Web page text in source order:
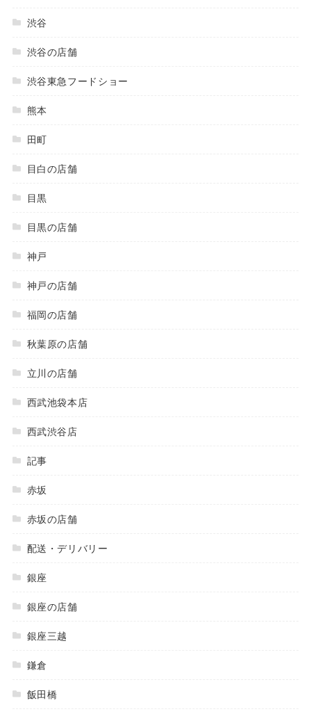
渋谷
渋谷の店舗
渋谷東急フードショー
熊本
田町
目白の店舗
目黒
目黒の店舗
神戸
神戸の店舗
福岡の店舗
秋葉原の店舗
立川の店舗
西武池袋本店
西武渋谷店
記事
赤坂
赤坂の店舗
配送・デリバリー
銀座
銀座の店舗
銀座三越
鎌倉
飯田橋